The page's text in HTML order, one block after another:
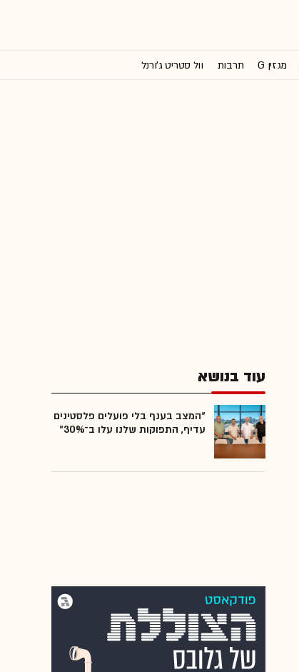
מגזין G תרבות וול סטריט ג'ורנל
עוד בנושא
"המצב בענף בלי פועלים פלסטינים
עדיף, התפוקות שלנו עלו ב־30%"